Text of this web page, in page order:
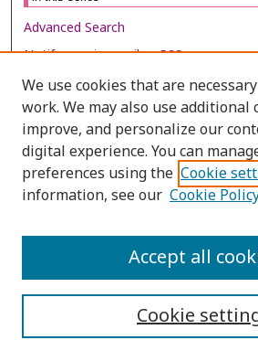
Advanced Search
Notify me via email orRSS
Browse
Collections
Disciplines
Authors
We use cookies that are
work. We may also use additional
improve, and personalize our
digital experience. You can
preferences using the Cookie
information, see our Cookie
Cookie
Accept all